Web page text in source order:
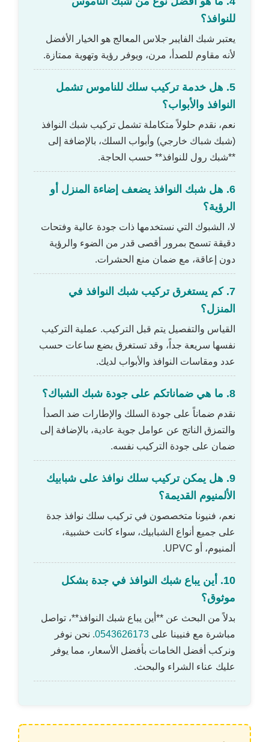
للنوافذ؟
يعتبر شبك الفايبر جلاس المعالج هو الخيار الأفضل
لأنه مقاوم للصدأ، مرن، ويوفر رؤية وتهوية ممتازة.
5. هل خدمة تركيب سلك للناموس تشمل
النوافذ والأبواب؟
نعم، نقدم حلولاً متكاملة تشمل تركيب شبك النوافذ
(شبك شباك خارجي) وأبواب السلك، بالإضافة إلى
**شبك رول للنوافذ** حسب الحاجة.
6. هل شبك النوافذ يضعف إضاءة المنزل أو
الرؤية؟
لا، الشبوك التي نستخدمها ذات جودة عالية وفتحات
دقيقة تسمح بمرور أقصى قدر من الضوء والرؤية
دون إعاقة، مع ضمان منع الحشرات.
7. كم يستغرق تركيب شبك النوافذ في
المنزل؟
القياس والتفصيل يتم قبل التركيب. عملية التركيب
نفسها سريعة جداً، وقد تستغرق بضع ساعات حسب
عدد ومقاسات النوافذ والأبواب لديك.
8. ما هي ضماناتكم على جودة شبك الشباك؟
نقدم ضماناً على جودة السلك والإطارات ضد الصدأ
والتمزق الناتج عن عوامل جوية عادية، بالإضافة إلى
ضمان على جودة التركيب نفسه.
9. هل يمكن تركيب سلك نوافذ على شبابيك
الألمنيوم القديمة؟
نعم، فنيونا متخصصون في تركيب سلك نوافذ جدة
على جميع أنواع الشبابيك، سواء كانت خشبية،
ألمنيوم، أو UPVC.
10. أين يباع شبك النوافذ في جدة بشكل
موثوق؟
بدلاً من البحث عن **أين يباع شبك النوافذ**، تواصل
مباشرة مع فنيينا على0543626173. نحن نوفر
ونركب أفضل الخامات بأفضل الأسعار، مما يوفر
عليك عناء الشراء والبحث.